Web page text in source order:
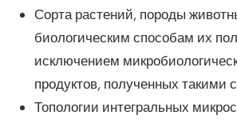
Сорта растений, породы
биологическим способам их
исключением
продуктов, полученных такими
Топологии интегральных